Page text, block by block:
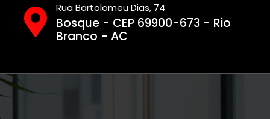
Rua Bartolomeu Dias, 74
Bosque - CEP 69900-673 - Rio
Branco - AC